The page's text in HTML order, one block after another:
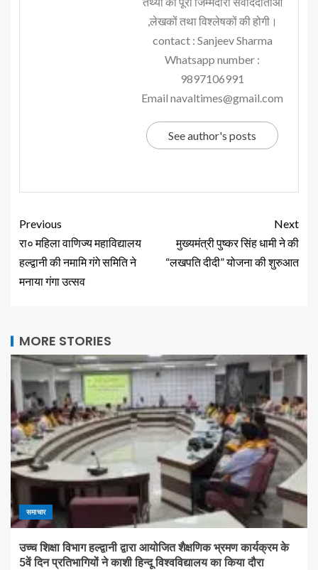
,लेखकों तथा विश्लेषकों की होगी।
contact : Sanjeev Sharma
Whatsapp number :
9897106991
Email navaltimes@gmail.com
See author's posts
Previous
रा० महिला वाणिज्य महाविद्यालय
हल्द्वानी की नमामि गंगे समिति ने
मनाया गंगा उत्सव
Next
मुख्यमंत्री पुष्कर सिंह धामी ने की
“लखपति दीदी” योजना की शुरुआत
MORE STORIES
समाचार
उच्च शिक्षा विभाग हल्द्वानी द्वारा आयोजित शैक्षणिक भ्रमण कार्यक्रम के
5वें दिन प्रतिभागियों ने काशी हिन्दू विश्वविद्यालय का किया दौरा